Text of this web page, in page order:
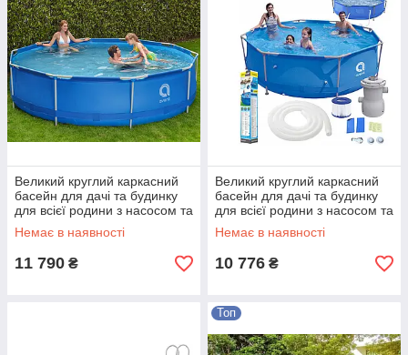
Великий круглий каркасний
басейн для дачі та будинку
для всієї родини з насосом та
фільтром 305 х 76 см 19 в 1
Синій Shopik
Немає в наявності
11 790 ₴
Великий круглий каркасний
басейн для дачі та будинку
для всієї родини з насосом та
фільтром 360 х 76 см Avenli
Shopik
Немає в наявності
10 776 ₴
Топ